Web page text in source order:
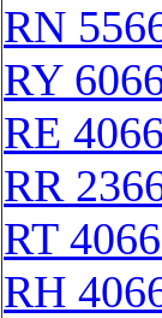
RN
RY
RE
RR
RT
RH